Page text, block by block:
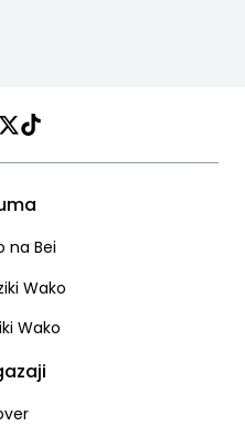
Twitter
TikTok
na Bei
Wako
Wako